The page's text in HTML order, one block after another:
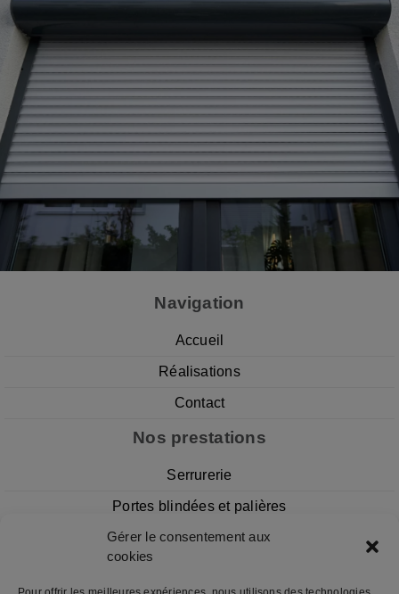
Gérer le consentement aux
cookies
Navigation
Accueil
Réalisations
Contact
Nos prestations
Serrurerie
Portes blindées et palières
Volets Roulants